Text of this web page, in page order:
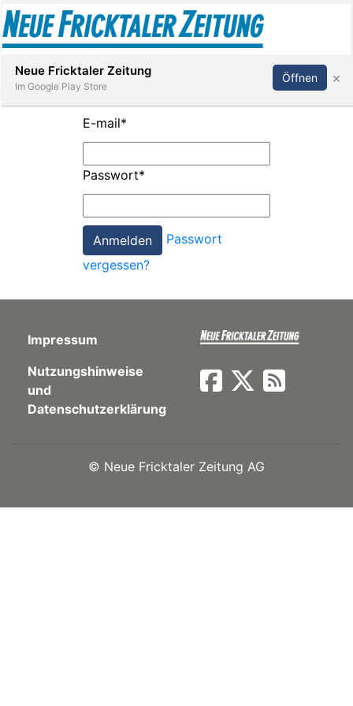
Paper
App
Abonnieren Anmelden
E-mail*
Passwort*
Passwort
vergessen?
Impressum
Nutzungshinweise
und
Datenschutzerklärung
© Neue Fricktaler Zeitung AG
Neue Fricktaler Zeitung
Im Google Play Store
Öffnen ×